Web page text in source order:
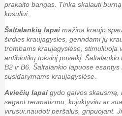
prakaito bangas. Tinka skalauti
kosuliui.
Šaltalankių lapai mažina kraujo
širdies kraujagysles, gerindami jų
trombams kraujagyslėse, stimuliuoja
antibiotikų toksinį poveikį. Šaltalankio
B2 ir B6. Šaltalankio lapuose
susidarymams kraujagyslėse.
Aviečių lapai gydo galvos skausmą,
segant reumatizmu, kojuktyvitu ar
virusui.naudoti peršalus, gripuojant.